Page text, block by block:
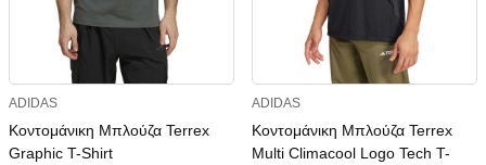
ADIDAS
Κοντομάνικη Μπλούζα Terrex
Graphic T-Shirt
ADIDAS
Κοντομάνικη Μπλούζα Terrex
Multi Climacool Logo Tech T-